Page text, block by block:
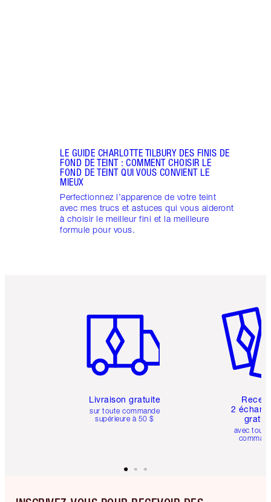
LE GUIDE CHARLOTTE TILBURY DES FINIS DE
FOND DE TEINT : COMMENT CHOISIR LE
FOND DE TEINT QUI VOUS CONVIENT LE
MIEUX
Perfectionnez l’apparence de votre teint
avec mes trucs et astuces qui vous aideront
à choisir le meilleur fini et la meilleure
formule pour vous.
Livraison gratuite
sur toute commande
supérieure à 50 $
2
avec